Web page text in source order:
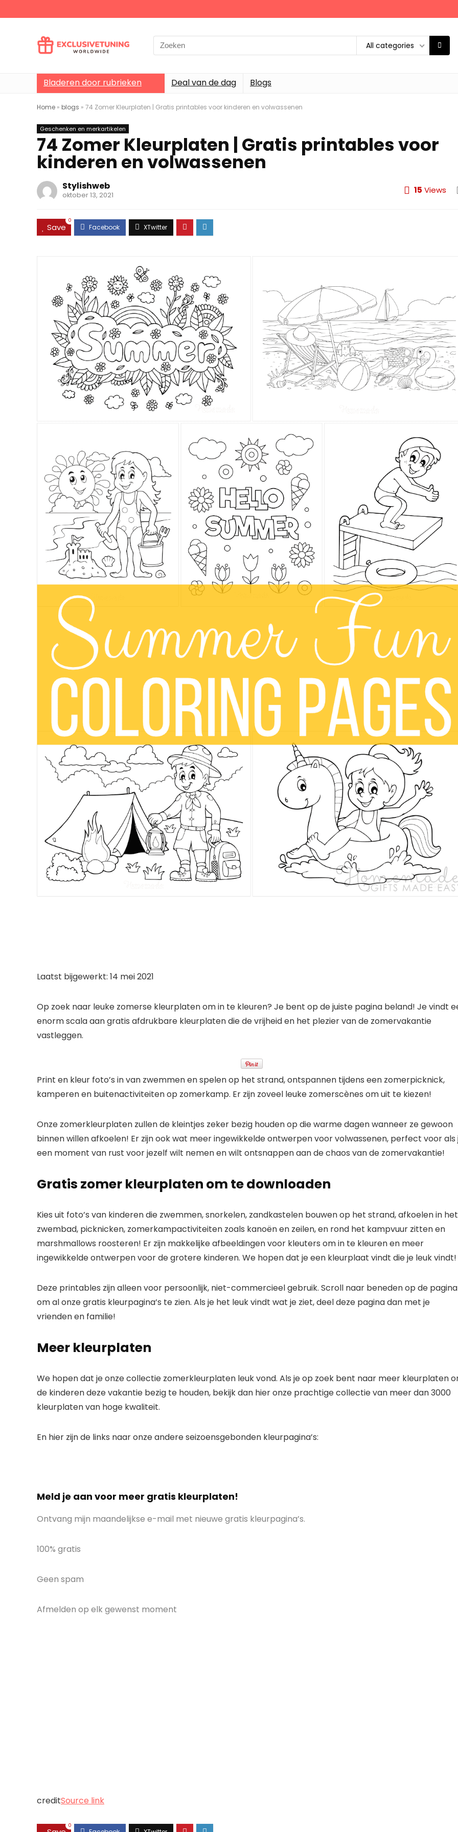
Search
for:
All categories
Bladeren door rubrieken Deal van de dag Blogs
Home » blogs » 74 Zomer Kleurplaten | Gratis printables voor kinderen en volwassenen
Geschenken en merkartikelen
74 Zomer Kleurplaten | Gratis printables voor
kinderen en volwassenen
Stylishweb
oktober 13, 2021 15 Views
Save
0
Laatst bijgewerkt: 14 mei 2021
Op zoek naar leuke zomerse kleurplaten om in te kleuren? Je bent op de juiste pagina beland! Je vindt
enorm scala aan gratis afdrukbare kleurplaten die de vrijheid en het plezier van de zomervakantie
vastleggen.
Print en kleur foto’s in van zwemmen en spelen op het strand, ontspannen tijdens een zomerpicknick,
kamperen en buitenactiviteiten op zomerkamp. Er zijn zoveel leuke zomerscènes om uit te kiezen!
Onze zomerkleurplaten zullen de kleintjes zeker bezig houden op die warme dagen wanneer ze gewoon
binnen willen afkoelen! Er zijn ook wat meer ingewikkelde ontwerpen voor volwassenen, perfect voor als
een moment van rust voor jezelf wilt nemen en wilt ontsnappen aan de chaos van de zomervakantie!
Gratis zomer kleurplaten om te downloaden
Kies uit foto’s van kinderen die zwemmen, snorkelen, zandkastelen bouwen op het strand, afkoelen in het
zwembad, picknicken, zomerkampactiviteiten zoals kanoën en zeilen, en rond het kampvuur zitten en
marshmallows roosteren! Er zijn makkelijke afbeeldingen voor kleuters om in te kleuren en meer
ingewikkelde ontwerpen voor de grotere kinderen. We hopen dat je een kleurplaat vindt die je leuk vindt!
Deze printables zijn alleen voor persoonlijk, niet-commercieel gebruik. Scroll naar beneden op de pagina
om al onze gratis kleurpagina’s te zien. Als je het leuk vindt wat je ziet, deel deze pagina dan met je
vrienden en familie!
Meer kleurplaten
We hopen dat je onze collectie zomerkleurplaten leuk vond. Als je op zoek bent naar meer kleurplaten
de kinderen deze vakantie bezig te houden, bekijk dan hier onze prachtige collectie van meer dan 3000
kleurplaten van hoge kwaliteit.
En hier zijn de links naar onze andere seizoensgebonden kleurpagina’s:
Meld je aan voor meer gratis kleurplaten!
Ontvang mijn maandelijkse e-mail met nieuwe gratis kleurpagina’s.
100% gratis
Geen spam
Afmelden op elk gewenst moment
creditSource link
0